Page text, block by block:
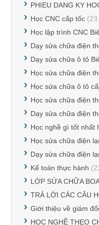
PHIEU DANG KY
Học CNC cấp tốc
Học lập trình CNC
Dạy sửa chữa điện
Dạy sửa chữa ô tô
Học sửa chữa điện
Học sửa chữa ô tô
Học sửa chữa điện
Dạy sửa chữa điện
Học nghề gì tốt nhất
Học sửa chữa điện
Dạy sửa chữa điện
Kế toán thực hành
LỚP SỬA CHỮA
TRẢ LỜI CÁC CÂU
Giới thiệu về giám
HỌC NGHỀ THEO